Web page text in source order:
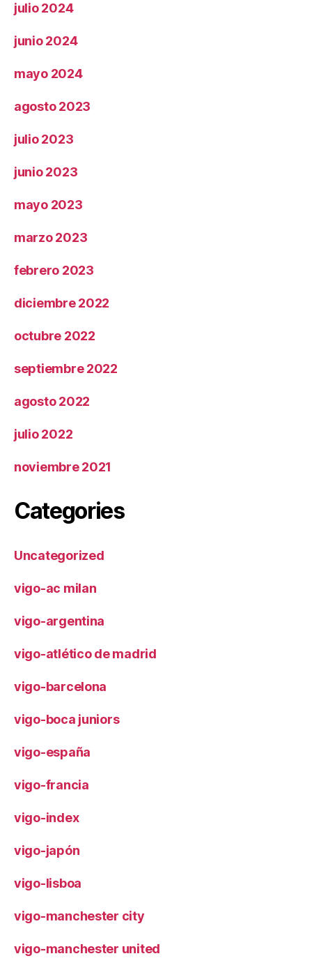
julio 2024
junio 2024
mayo 2024
agosto 2023
julio 2023
junio 2023
mayo 2023
marzo 2023
febrero 2023
diciembre 2022
octubre 2022
septiembre 2022
agosto 2022
julio 2022
noviembre 2021
Categories
Uncategorized
vigo-ac milan
vigo-argentina
vigo-atlético de madrid
vigo-barcelona
vigo-boca juniors
vigo-españa
vigo-francia
vigo-index
vigo-japón
vigo-lisboa
vigo-manchester city
vigo-manchester united